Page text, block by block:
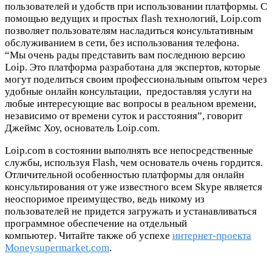
пользователей и удобств при использовании платформы. С
помощью ведущих и простых flash технологий, Loip.com
позволяет пользователям насладиться консультативным
обслуживанием в сети, без использования телефона.
“Мы очень рады представить вам последнюю версию
Loip. Это платформа разработана для экспертов, которые
могут поделиться своим профессиональным опытом через
удобные онлайн консультации, предоставляя услуги на
любые интересующие вас вопросы в реальном времени,
независимо от времени суток и расстояния”, говорит
Джеймс Хоу, основатель Loip.com.
Loip.com в состоянии выполнять все непосредственные
службы, используя Flash, чем основатель очень гордится.
Отличительной особенностью платформы для онлайн
консультирования от уже известного всем Skype является
неоспоримое преимущество, ведь никому из
пользователей не придется загружать и устанавливаться
программное обеспечение на отдельный
компьютер. Читайте также об успехе интернет-проекта
Moneysupermarket.com.